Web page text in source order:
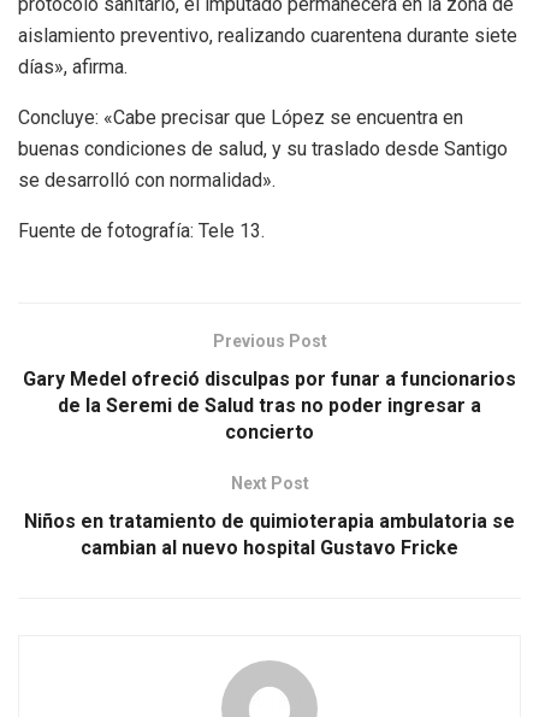
aislamiento preventivo, realizando cuarentena durante siete
días», afirma.
Concluye: «Cabe precisar que López se encuentra en
buenas condiciones de salud, y su traslado desde Santigo
se desarrolló con normalidad».
Fuente de fotografía: Tele 13.
Previous Post
Gary Medel ofreció disculpas por funar a funcionarios
de la Seremi de Salud tras no poder ingresar a
concierto
Next Post
Niños en tratamiento de quimioterapia ambulatoria se
cambian al nuevo hospital Gustavo Fricke